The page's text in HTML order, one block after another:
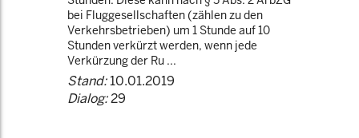
bei Fluggesellschaften (zählen zu den
Verkehrsbetrieben) um 1 Stunde auf 10
Stunden verkürzt werden, wenn jede
Verkürzung der Ru ...
Stand:10.01.2019
Dialog:29